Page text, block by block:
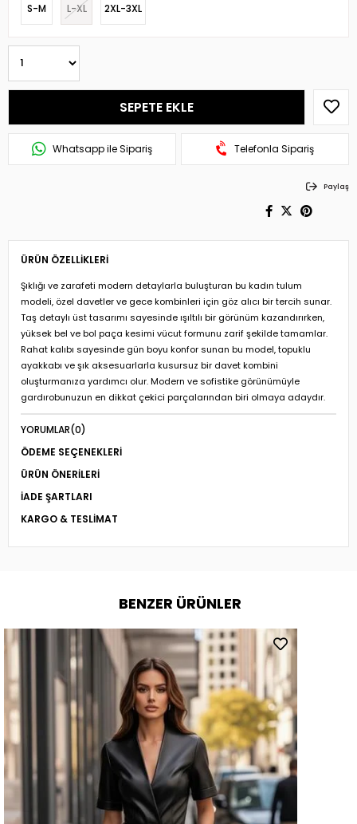
S-M L-XL 2XL-3XL
Whatsapp ile Sipariş Telefonla Sipariş
Paylaş
ÜRÜN ÖZELLIKLERI
Şıklığı ve zarafeti modern detaylarla buluşturan bu kadın tulum
modeli, özel davetler ve gece kombinleri için göz alıcı bir tercih sunar.
Taş detaylı üst tasarımı sayesinde ışıltılı bir görünüm kazandırırken,
yüksek bel ve bol paça kesimi vücut formunu zarif şekilde tamamlar.
Rahat kalıbı sayesinde gün boyu konfor sunan bu model, topuklu
ayakkabı ve şık aksesuarlarla kusursuz bir davet kombini
oluşturmanıza yardımcı olur. Modern ve sofistike görünümüyle
gardırobunuzun en dikkat çekici parçalarından biri olmaya adaydır.
YORUMLAR(0)
ÖDEME SEÇENEKLERI
ÜRÜN ÖNERILERI
İADE ŞARTLARI
KARGO & TESLIMAT
BENZER ÜRÜNLER